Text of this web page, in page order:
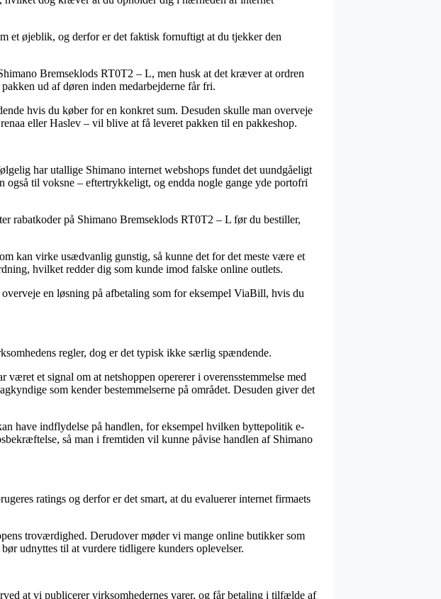
et øjeblik, og derfor er det faktisk fornuftigt at du tjekker den
Bremseklods RT0T2 – L, men husk at det kræver at ordren
ud af døren inden medarbejderne får fri.
hvis du køber for en konkret sum. Desuden skulle man overveje
eller Haslev – vil blive at få leveret pakken til en pakkeshop.
har utallige Shimano internet webshops fundet det uundgåeligt
også til voksne – eftertrykkeligt, og endda nogle gange yde portofri
rabatkoder på Shimano Bremseklods RT0T2 – L før du bestiller,
kan virke usædvanlig gunstig, så kunne det for det meste være et
hvilket redder dig som kunde imod falske online outlets.
en løsning på afbetaling som for eksempel ViaBill, hvis du
regler, dog er det typisk ikke særlig spændende.
et signal om at netshoppen opererer i overensstemmelse med
som kender bestemmelserne på området. Desuden giver det
have indflydelse på handlen, for eksempel hvilken byttepolitik e-
så man i fremtiden vil kunne påvise handlen af Shimano
ratings og derfor er det smart, at du evaluerer internet firmaets
troværdighed. Derudover møder vi mange online butikker som
udnyttes til at vurdere tidligere kunders oplevelser.
at vi publicerer virksomhedernes varer, og får betaling i tilfælde af